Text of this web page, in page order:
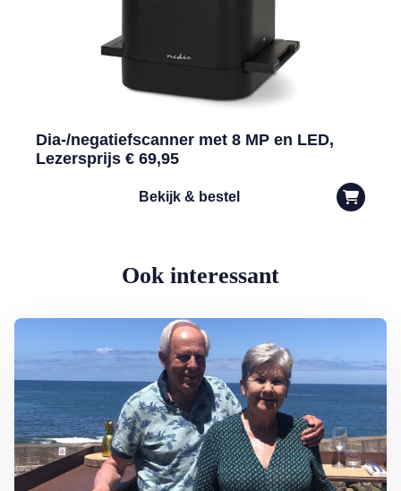
Dia-/negatiefscanner met 8 MP en LED,
Lezersprijs € 69,95
Bekijk & bestel
Ook interessant
Lees meer over Zó vieren Arthur en Mary vakantie: ‘Zo leer je een